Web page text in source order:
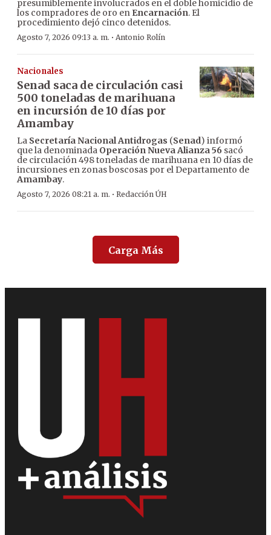
presumiblemente involucrados en el doble homicidio de
los compradores de oro en Encarnación. El
procedimiento dejó cinco detenidos.
Agosto 7, 2026 09:13 a. m. · Antonio Rolín
Nacionales
Senad saca de circulación casi
500 toneladas de marihuana
en incursión de 10 días por
Amambay
La Secretaría Nacional Antidrogas (Senad) informó
que la denominada Operación Nueva Alianza 56 sacó
de circulación 498 toneladas de marihuana en 10 días de
incursiones en zonas boscosas por el Departamento de
Amambay.
Agosto 7, 2026 08:21 a. m. · Redacción ÚH
Carga Más